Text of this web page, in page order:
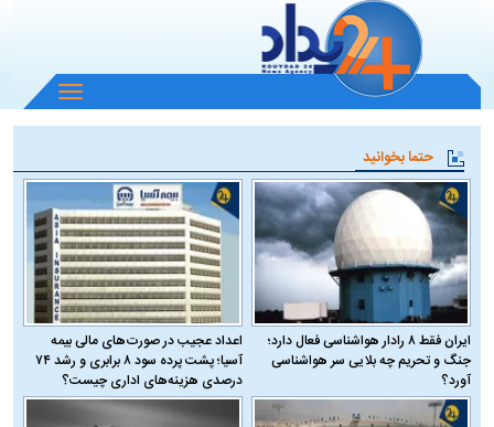
باز
و
منو
حتما بخوانید
ایران فقط ۸ رادار هواشناسی فعال دارد؛
جنگ و تحریم چه بلایی سر هواشناسی
آورد؟
اعداد عجیب در صورت‌های مالی بیمه
آسیا؛ پشت پرده سود ۸ برابری و رشد ۷۴
درصدی هزینه‌های اداری چیست؟